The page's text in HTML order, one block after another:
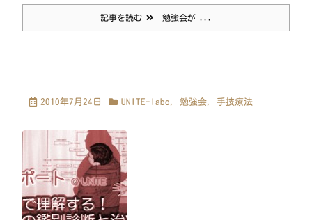
記事を読む 勉強会が ...
2010年7月24日 UNITE-labo, 勉強会, 手技療法